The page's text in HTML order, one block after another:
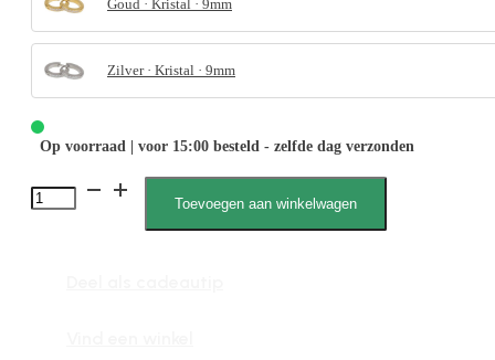
Goud · Kristal · 9mm
Zilver · Kristal · 9mm
Op voorraad | voor 15:00 besteld - zelfde dag verzonden
Yasmin
Toevoegen aan winkelwagen